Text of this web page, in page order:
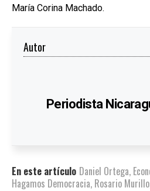
María Corina Machado.
Autor
Periodista
En este artículo Daniel Ortega,
Hagamos Democracia, Rosario Murillo